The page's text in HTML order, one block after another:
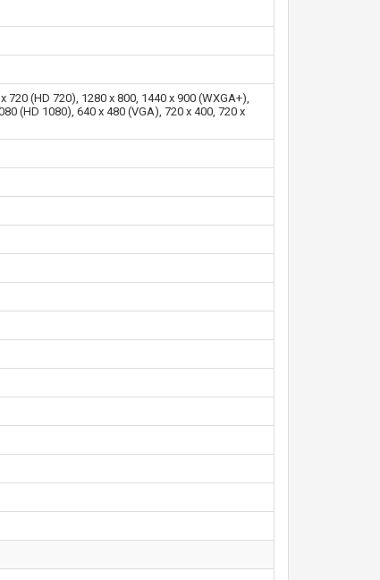
720 (HD 720), 1280 x 800, 1440 x 900 (WXGA+),
(HD 1080), 640 x 480 (VGA), 720 x 400, 720 x